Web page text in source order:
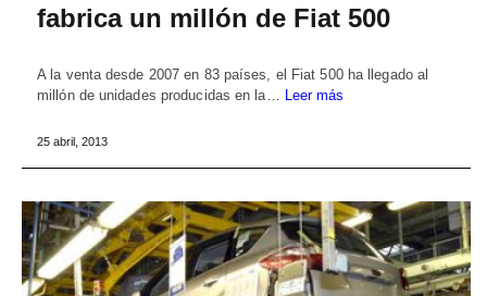
fabrica un millón de Fiat 500
A la venta desde 2007 en 83 países, el Fiat 500 ha llegado al
millón de unidades producidas en la… Leer más
25 abril, 2013